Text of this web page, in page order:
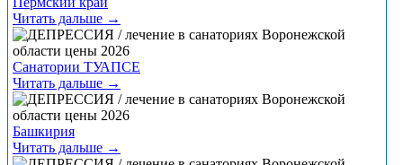
Читать дальше →
Санатории ТУАПСЕ
Читать дальше →
Башкирия
Читать дальше →